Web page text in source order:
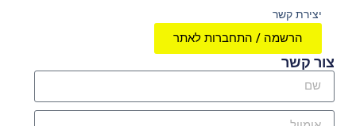
יצירת קשר
הרשמה / התחברות לאתר
צור קשר